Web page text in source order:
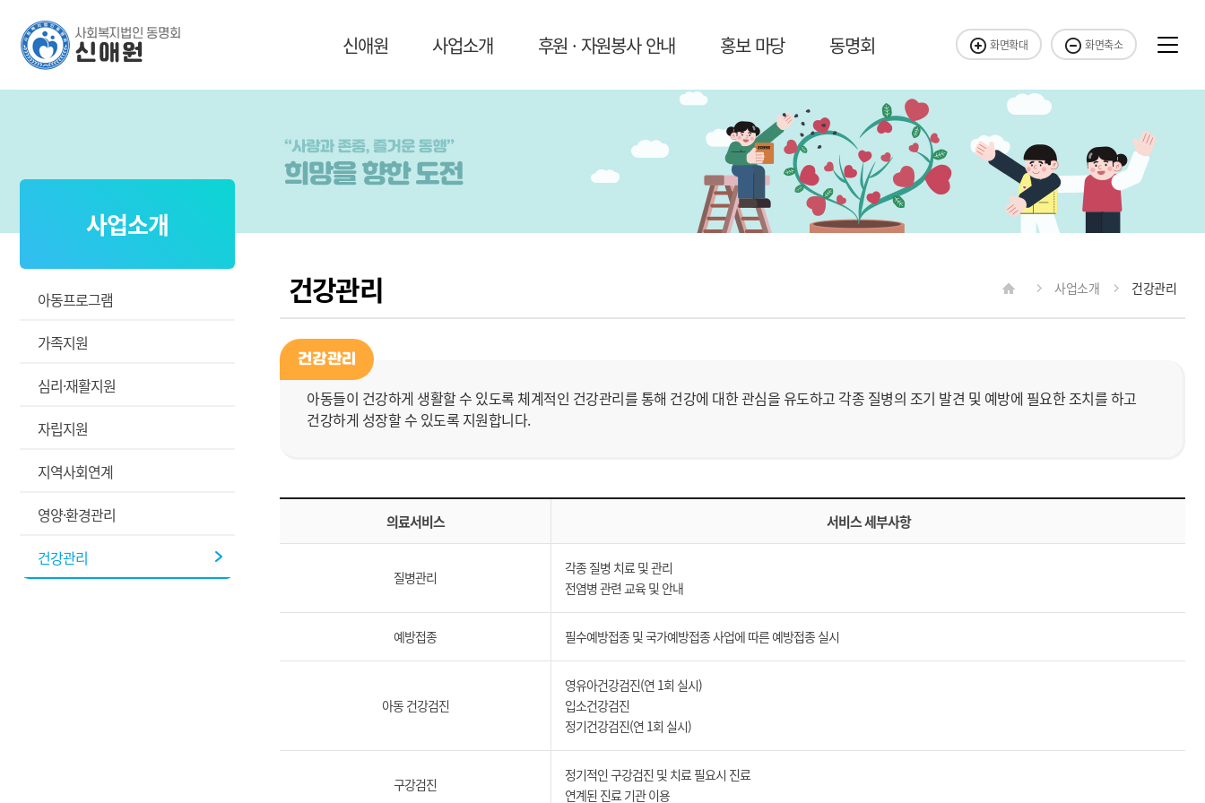
신애원 사업소개 후원 · 자원봉사 안내 홍보 마당 동명회 화면확대 화면축소
사업소개
아동프로그램
가족지원
심리·재활지원
자립지원
지역사회연계
영양·환경관리
건강관리
건강관리 사업소개 건강관리
건강관리
아동들이 건강하게 생활할 수 있도록 체계적인 건강관리를 통해 건강에 대한 관심을 유도하고 각종 질병의 조기 발견 및 예방에 필요한 조치를 하고
건강하게 성장할 수 있도록 지원합니다.
의료서비스 서비스 세부사항
질병관리
각종 질병 치료 및 관리
전염병 관련 교육 및 안내
예방접종 필수예방접종 및 국가예방접종 사업에 따른 예방접종 실시
아동 건강검진
영유아건강검진(연 1회 실시)
입소건강검진
정기건강검진(연 1회 실시)
구강검진
정기적인 구강검진 및 치료 필요시 진료
연계된 진료 기관 이용